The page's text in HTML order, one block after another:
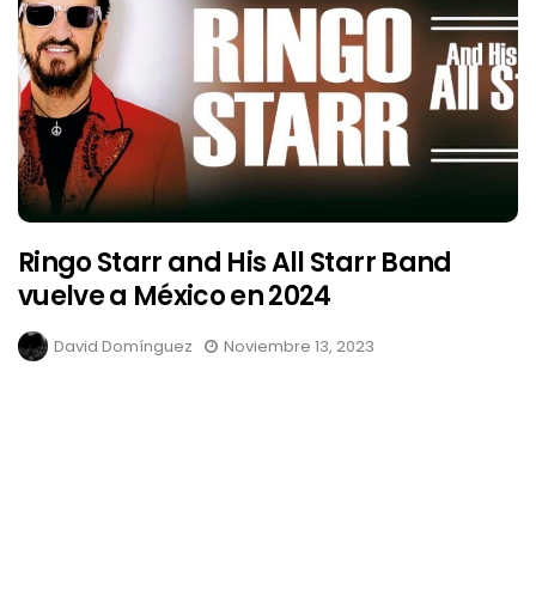
Ringo Starr and His All Starr Band
vuelve a México en 2024
David Domínguez Noviembre 13, 2023